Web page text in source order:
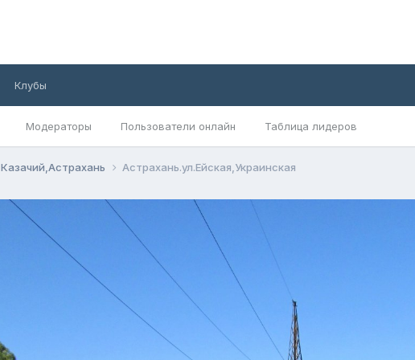
Модераторы Пользователи онлайн Таблица лидеров
Клубы
Казачий,Астрахань Астрахань.ул.Ейская,Украинская